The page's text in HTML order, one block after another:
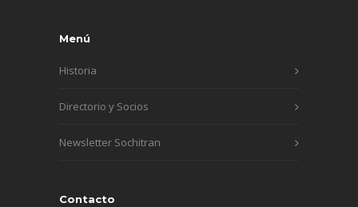
Menú
Historia
Directorio y Socios
Newsletter Sochitran
Contacto